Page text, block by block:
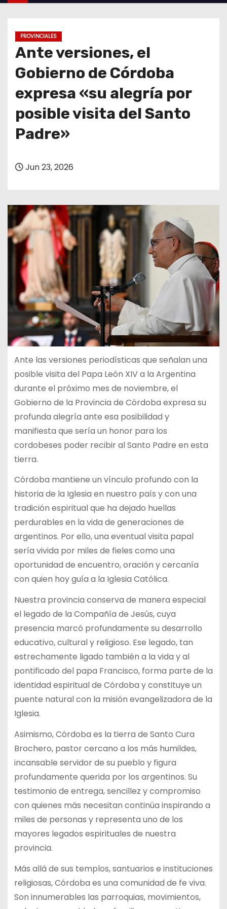
o
PROVINCIALES
Ante versiones, el
Gobierno de Córdoba
expresa «su alegría por
posible visita del Santo
Padre»
Jun 23, 2026
Ante las versiones periodísticas que señalan una
posible visita del Papa León XIV a la Argentina
durante el próximo mes de noviembre, el
Gobierno de la Provincia de Córdoba expresa su
profunda alegría ante esa posibilidad y
manifiesta que sería un honor para los
cordobeses poder recibir al Santo Padre en esta
tierra.
Córdoba mantiene un vínculo profundo con la
historia de la Iglesia en nuestro país y con una
tradición espiritual que ha dejado huellas
perdurables en la vida de generaciones de
argentinos. Por ello, una eventual visita papal
sería vivida por miles de fieles como una
oportunidad de encuentro, oración y cercanía
con quien hoy guía a la Iglesia Católica.
Nuestra provincia conserva de manera especial
el legado de la Compañía de Jesús, cuya
presencia marcó profundamente su desarrollo
educativo, cultural y religioso. Ese legado, tan
estrechamente ligado también a la vida y al
pontificado del papa Francisco, forma parte de la
identidad espiritual de Córdoba y constituye un
puente natural con la misión evangelizadora de la
Iglesia.
Asimismo, Córdoba es la tierra de Santo Cura
Brochero, pastor cercano a los más humildes,
incansable servidor de su pueblo y figura
profundamente querida por los argentinos. Su
testimonio de entrega, sencillez y compromiso
con quienes más necesitan continúa inspirando a
miles de personas y representa uno de los
mayores legados espirituales de nuestra
provincia.
Más allá de sus templos, santuarios e instituciones
religiosas, Córdoba es una comunidad de fe viva.
Son innumerables las parroquias, movimientos,